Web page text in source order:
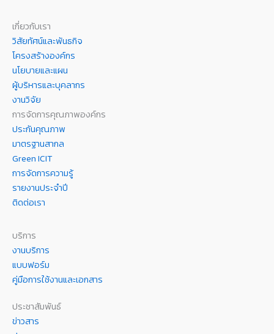
เกี่ยวกับเรา
วิสัยทัศน์และพันธกิจ
โครงสร้างองค์กร
นโยบายและแผน
ผู้บริหารและบุคลากร
งานวิจัย
การจัดการคุณภาพองค์กร
ประกันคุณภาพ
มาตรฐานสากล
Green ICIT
การจัดการความรู้
รายงานประจำปี
ติดต่อเรา
บริการ
งานบริการ
แบบฟอร์ม
คู่มือการใช้งานและเอกสาร
ประชาสัมพันธ์
ข่าวสาร